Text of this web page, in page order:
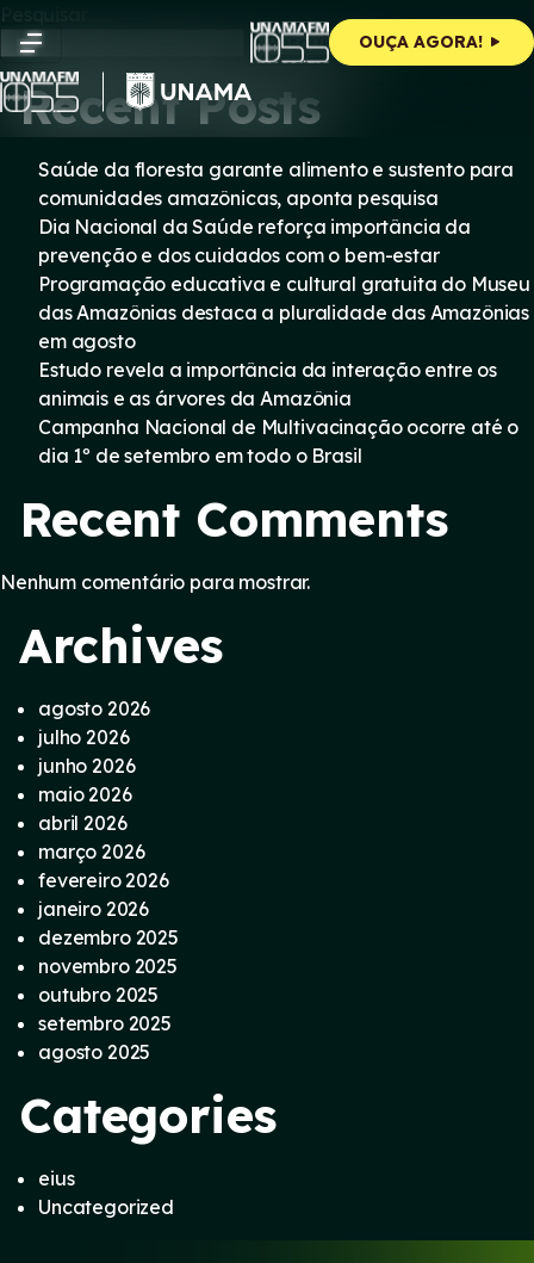
content
OUÇA AGORA!
Pesquisar
Pesquisar
Recent Posts
Saúde da floresta garante alimento e sustento para
comunidades amazônicas, aponta pesquisa
Dia Nacional da Saúde reforça importância da
prevenção e dos cuidados com o bem-estar
Programação educativa e cultural gratuita do Museu
das Amazônias destaca a pluralidade das Amazônias
em agosto
Estudo revela a importância da interação entre os
animais e as árvores da Amazônia
Campanha Nacional de Multivacinação ocorre até o
dia 1º de setembro em todo o Brasil
Recent Comments
Nenhum comentário para mostrar.
Archives
agosto 2026
julho 2026
junho 2026
maio 2026
abril 2026
março 2026
fevereiro 2026
janeiro 2026
dezembro 2025
novembro 2025
outubro 2025
setembro 2025
agosto 2025
Categories
eius
Uncategorized